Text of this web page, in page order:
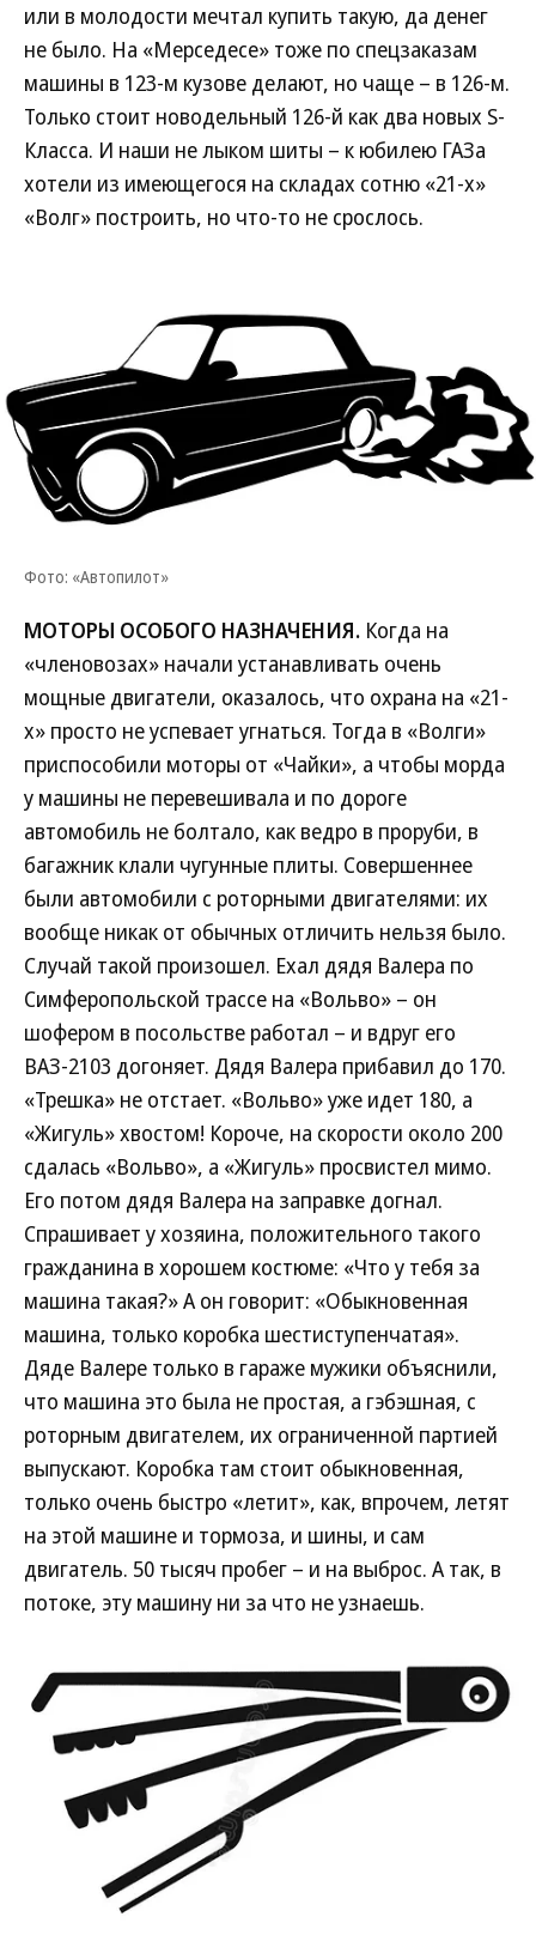
или в молодости мечтал купить такую, да денег
не было. На «Мерседесе» тоже по спецзаказам
машины в 123-м кузове делают, но чаще – в 126-м.
Только стоит новодельный 126-й как два новых S-
Класса. И наши не лыком шиты – к юбилею ГАЗа
хотели из имеющегося на складах сотню «21-х»
«Волг» построить, но что-то не срослось.
Фото: «Автопилот»
МОТОРЫ ОСОБОГО НАЗНАЧЕНИЯ. Когда на
«членовозах» начали устанавливать очень
мощные двигатели, оказалось, что охрана на «21-
х» просто не успевает угнаться. Тогда в «Волги»
приспособили моторы от «Чайки», а чтобы морда
у машины не перевешивала и по дороге
автомобиль не болтало, как ведро в проруби, в
багажник клали чугунные плиты. Совершеннее
были автомобили с роторными двигателями: их
вообще никак от обычных отличить нельзя было.
Случай такой произошел. Ехал дядя Валера по
Симферопольской трассе на «Вольво» – он
шофером в посольстве работал – и вдруг его
ВАЗ-2103 догоняет. Дядя Валера прибавил до 170.
«Трешка» не отстает. «Вольво» уже идет 180, а
«Жигуль» хвостом! Короче, на скорости около 200
сдалась «Вольво», а «Жигуль» просвистел мимо.
Его потом дядя Валера на заправке догнал.
Спрашивает у хозяина, положительного такого
гражданина в хорошем костюме: «Что у тебя за
машина такая?» А он говорит: «Обыкновенная
машина, только коробка шестиступенчатая».
Дяде Валере только в гараже мужики объяснили,
что машина это была не простая, а гэбэшная, с
роторным двигателем, их ограниченной партией
выпускают. Коробка там стоит обыкновенная,
только очень быстро «летит», как, впрочем, летят
на этой машине и тормоза, и шины, и сам
двигатель. 50 тысяч пробег – и на выброс. А так, в
потоке, эту машину ни за что не узнаешь.